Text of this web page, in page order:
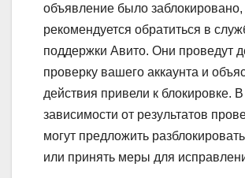
объявление было заблокировано,
рекомендуется обратиться в
поддержки Авито. Они проведут
проверку вашего аккаунта и
действия привели к блокировке. В
зависимости от результатов
могут предложить
или принять меры для